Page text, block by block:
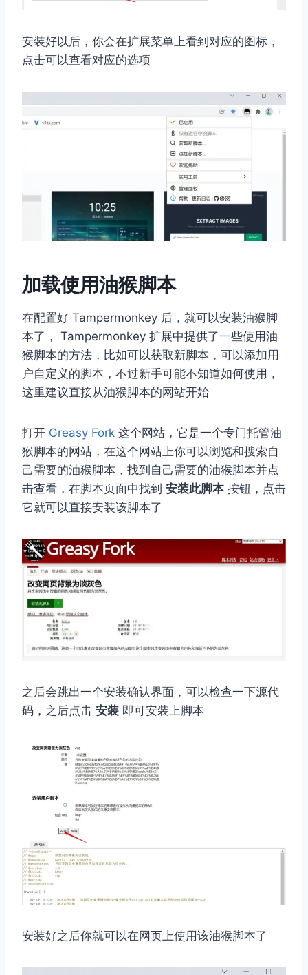
安装好以后，你会在扩展菜单上看到对应的图标，
点击可以查看对应的选项
加载使用油猴脚本
在配置好 Tampermonkey 后，就可以安装油猴脚
本了， Tampermonkey 扩展中提供了一些使用油
猴脚本的方法，比如可以获取新脚本，可以添加用
户自定义的脚本，不过新手可能不知道如何使用，
这里建议直接从油猴脚本的网站开始
打开 Greasy Fork 这个网站，它是一个专门托管油
猴脚本的网站，在这个网站上你可以浏览和搜索自
己需要的油猴脚本，找到自己需要的油猴脚本并点
击查看，在脚本页面中找到 安装此脚本按钮，点击
它就可以直接安装该脚本了
之后会跳出一个安装确认界面，可以检查一下源代
码，之后点击 安装 即可安装上脚本
安装好之后你就可以在网页上使用该油猴脚本了